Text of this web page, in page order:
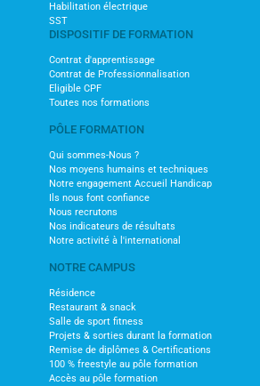
Habilitation électrique
SST
DISPOSITIF DE FORMATION
Contrat d'apprentissage
Contrat de Professionnalisation
Eligible CPF
Toutes nos formations
PÔLE FORMATION
Qui sommes-Nous ?
Nos moyens humains et techniques
Notre engagement Accueil Handicap
Ils nous font confiance
Nous recrutons
Nos indicateurs de résultats
Notre activité à l'international
NOTRE CAMPUS
Résidence
Restaurant & snack
Salle de sport fitness
Projets & sorties durant la formation
Remise de diplômes & Certifications
100 % freestyle au pôle formation
Accès au pôle formation